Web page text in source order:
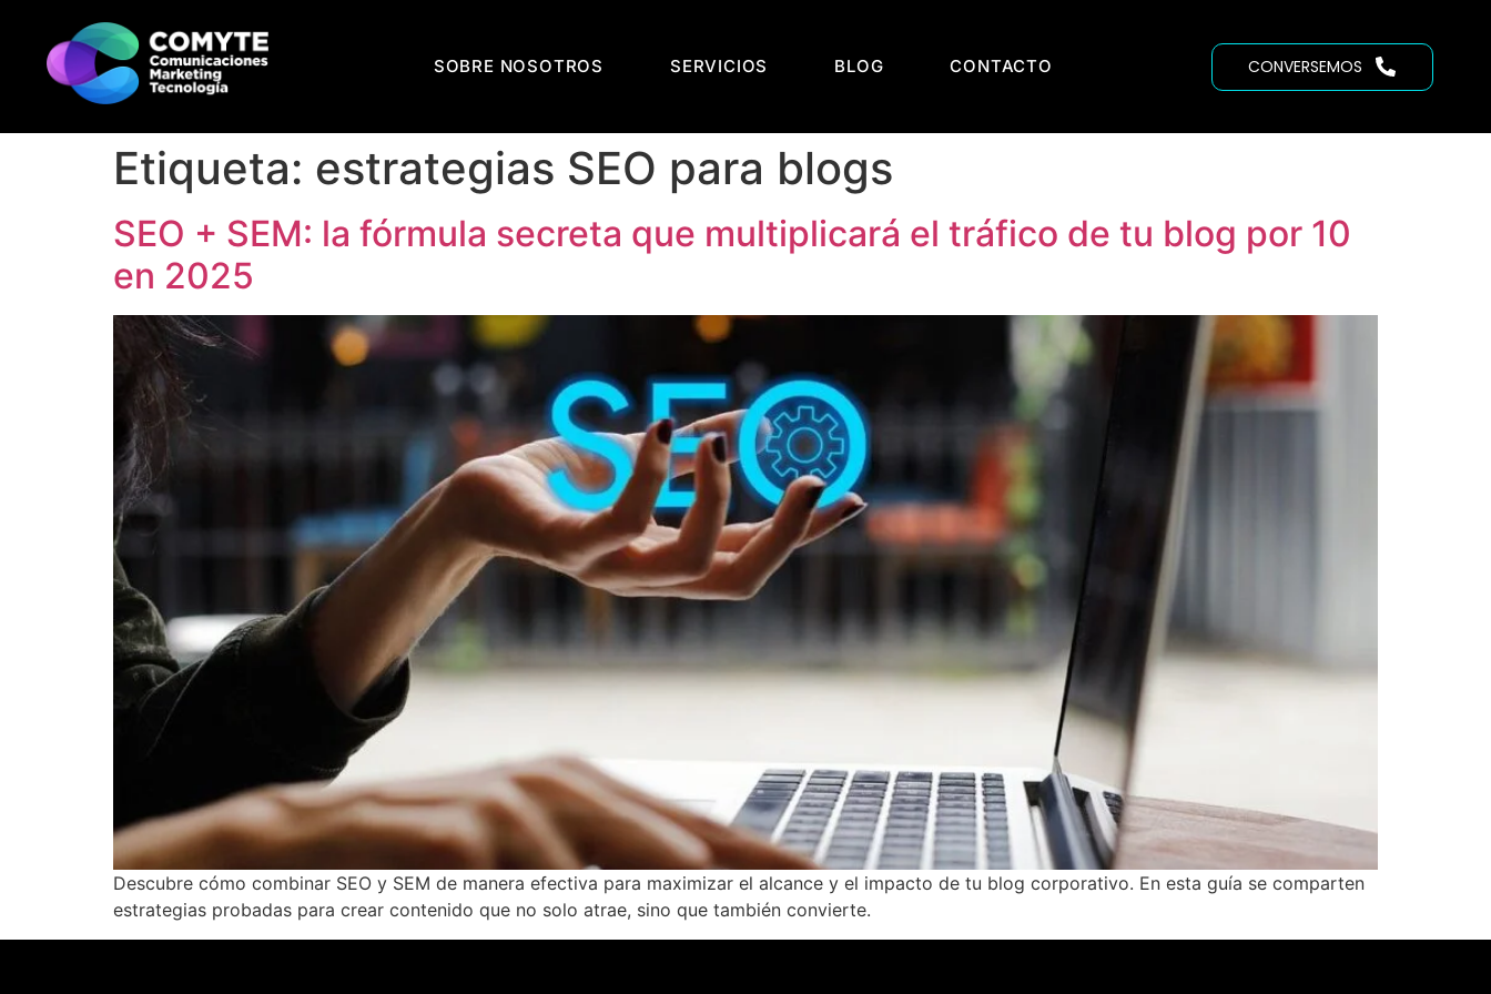
SOBRE NOSOTROS SERVICIOS BLOG CONTACTO CONVERSEMOS
Etiqueta: estrategias SEO para blogs
SEO + SEM: la fórmula secreta que multiplicará el tráfico de tu blog por 10
en 2025
Descubre cómo combinar SEO y SEM de manera efectiva para maximizar el alcance y el impacto de tu blog corporativo. En esta guía se comparten
estrategias probadas para crear contenido que no solo atrae, sino que también convierte.